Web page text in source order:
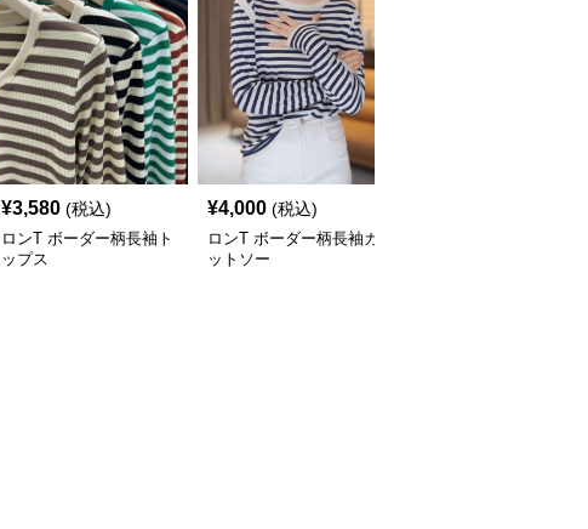
¥3,580 (税込)
ロンT ボーダー柄長袖ト
ップス
¥4,000 (税込)
ロンT ボーダー柄長袖カ
ットソー